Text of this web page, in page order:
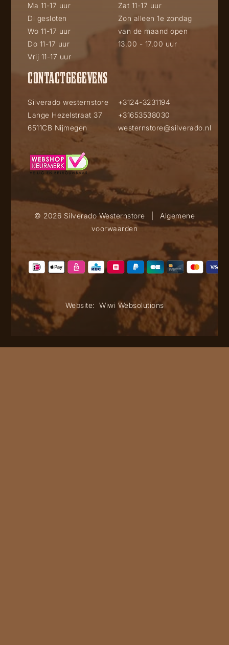
Ma 11-17 uur
Di gesloten
Wo 11-17 uur
Do 11-17 uur
Vrij 11-17 uur
Zat 11-17 uur
Zon alleen 1e zondag
van de maand open
13.00 - 17.00 uur
CONTACTGEGEVENS
Silverado westernstore
Lange Hezelstraat 37
6511CB Nijmegen
+3124-3231194
+31653538030
westernstore@silverado.nl
© 2026 Silverado Westernstore
Algemene
voorwaarden
Website: Wiwi Websolutions